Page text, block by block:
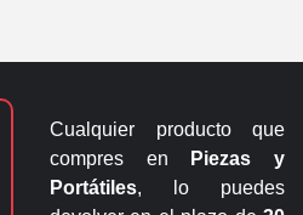
Cualquier producto que
compres en
Piezas y
Portátiles, lo puedes